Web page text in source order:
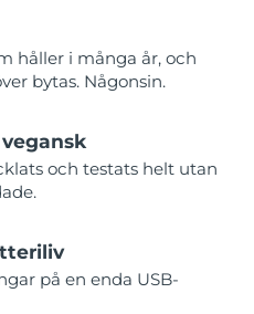
håller i många år, och
bytas. Någonsin.
och testats helt utan
på en enda USB-